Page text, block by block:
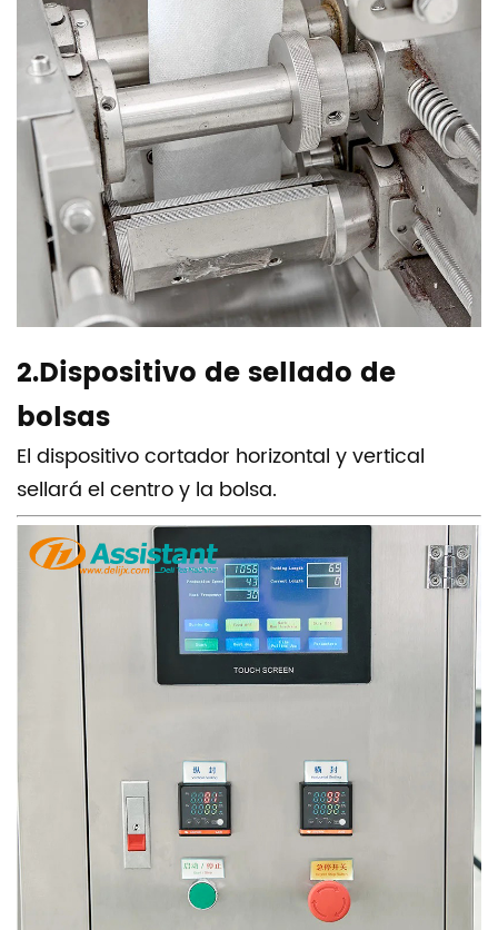
2.Dispositivo de sellado de
bolsas
El dispositivo cortador horizontal y vertical
sellará el centro y la bolsa.